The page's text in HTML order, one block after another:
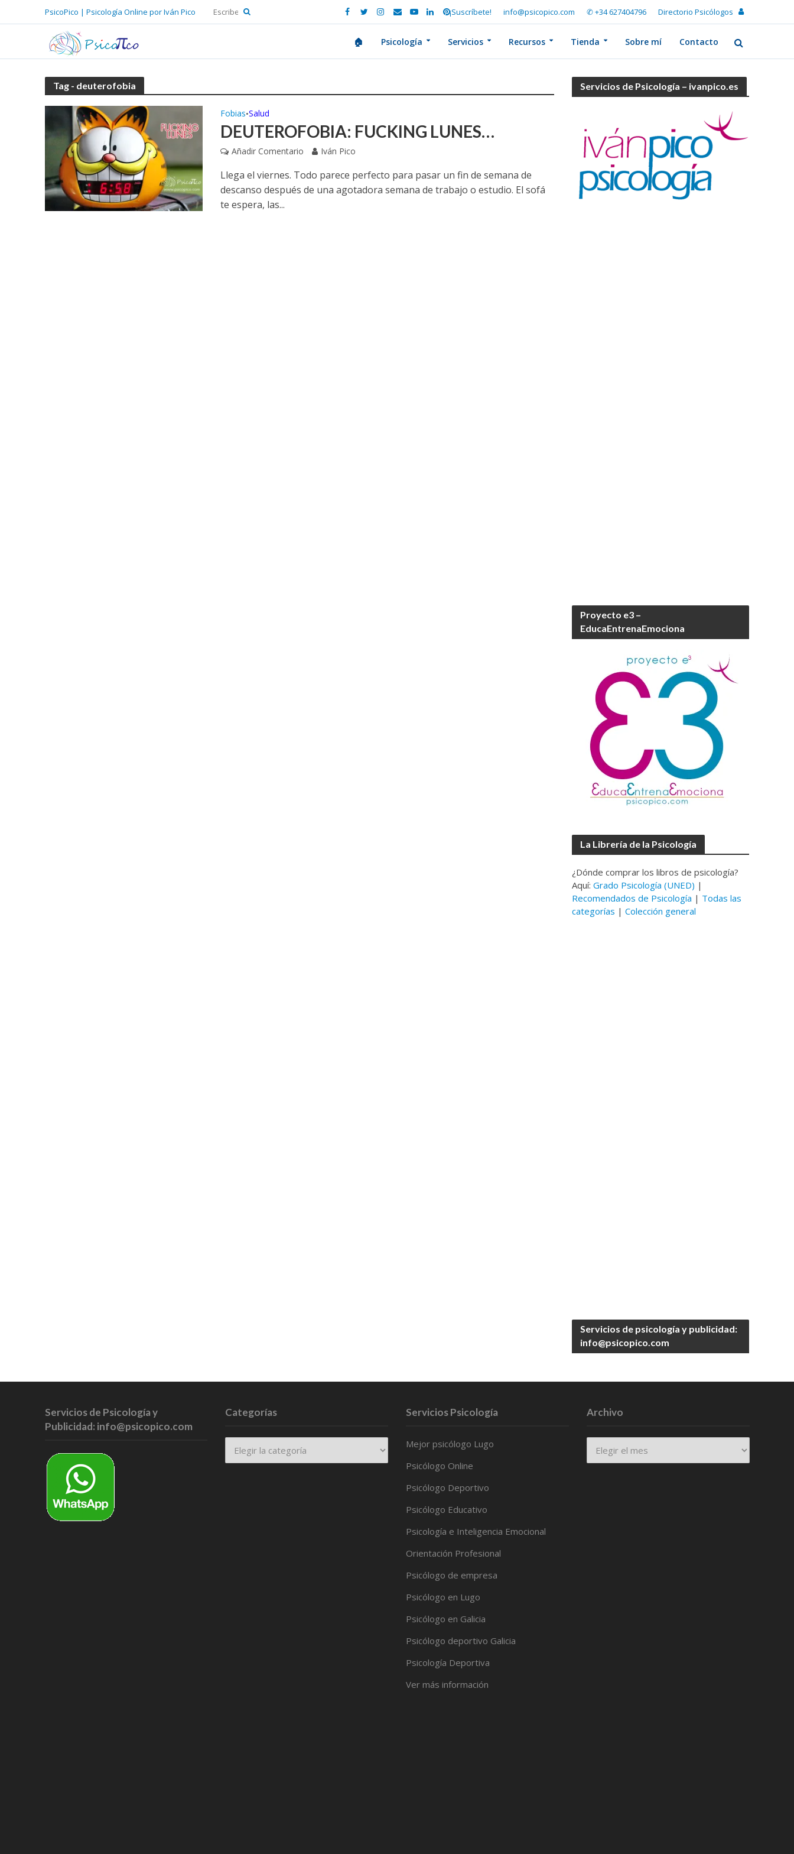
PsicoPico | Psicología Online por Iván Pico ¡Suscríbete! info@psicopico.com ✆ +34 627404796 Directorio Psicólogos
🏠 Psicología Servicios Recursos Tienda Sobre mí Contacto
Tag - deuterofobia
Fobias•Salud
DEUTEROFOBIA: FUCKING LUNES…
Añadir Comentario Iván Pico
Llega el viernes. Todo parece perfecto para pasar un fin de semana de
descanso después de una agotadora semana de trabajo o estudio. El sofá
te espera, las...
Servicios de Psicología – ivanpico.es
Proyecto e3 –
EducaEntrenaEmociona
La Librería de la Psicología
¿Dónde comprar los libros de psicología?
Aquí:Grado Psicología (UNED) |
Recomendados de Psicología | Todas las
categorías |Colección general
Servicios de psicología y publicidad:
info@psicopico.com
Servicios de Psicología y
Publicidad: info@psicopico.com
Categorías Servicios Psicología
Mejor psicólogo Lugo
Psicólogo Online
Psicólogo Deportivo
Psicólogo Educativo
Psicología e Inteligencia Emocional
Orientación Profesional
Psicólogo de empresa
Psicólogo en Lugo
Psicólogo en Galicia
Psicólogo deportivo Galicia
Psicología Deportiva
Ver más información
Archivo